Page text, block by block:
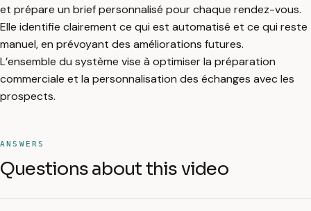
et prépare un brief personnalisé pour chaque rendez-vous.
Elle identifie clairement ce qui est automatisé et ce qui reste
manuel, en prévoyant des améliorations futures.
L’ensemble du système vise à optimiser la préparation
commerciale et la personnalisation des échanges avec les
prospects.
ANSWERS
Questions about this video